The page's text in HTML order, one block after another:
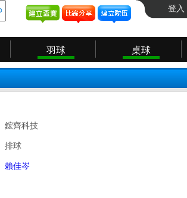
登入
羽球 桌球
鋐齊科技
排球
賴佳岑